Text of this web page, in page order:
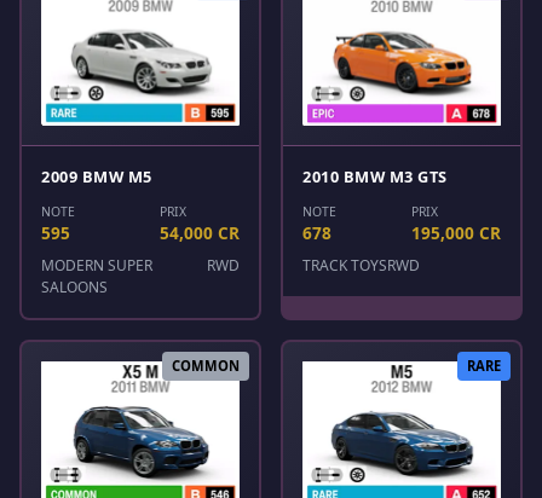
2009 BMW M5
NOTE
595
PRIX
54,000 CR
MODERN SUPER
SALOONS
RWD
2010 BMW M3 GTS
NOTE
678
PRIX
195,000 CR
TRACK TOYSRWD
COMMON RARE